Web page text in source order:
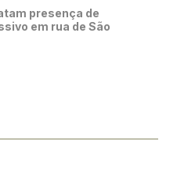
presença de
em rua de São